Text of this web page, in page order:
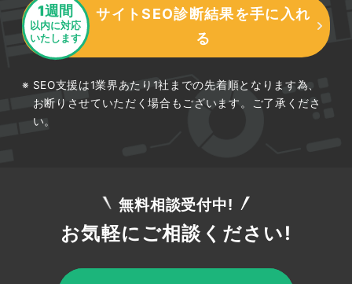
1週間
以内に対応
いたします
サイトSEO診断結果を手に入れ
る
SEO支援は1業界あたり1社までの先着順となります為、
お断りさせていただく場合もございます。ご了承くださ
い。
無料相談受付中!
お気軽にご相談ください!